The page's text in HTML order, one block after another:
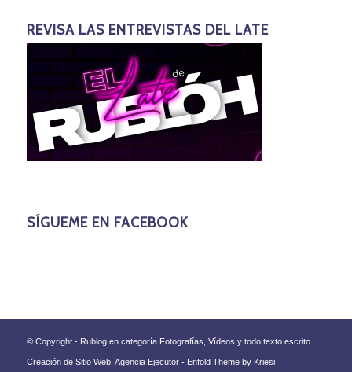
REVISA LAS ENTREVISTAS DEL LATE
SÍGUEME EN FACEBOOK
© Copyright - Rublog en categoría Fotografías, Vídeos y todo texto escrito.
Creación de Sitio Web: Agencia Ejecutor - Enfold Theme by Kriesi